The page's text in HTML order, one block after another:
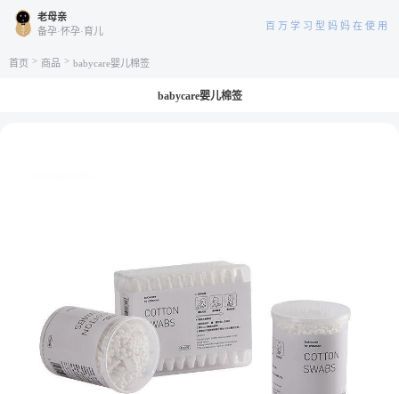
老母亲
备孕·怀孕·育儿
百万学习型妈妈在使用
首页 > 商品 > babycare婴儿棉签
babycare婴儿棉签